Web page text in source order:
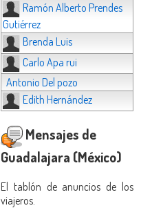
Ramón Alberto Prendes
Gutiérrez
Brenda Luis
Carlo Apa rui
Antonio Del pozo
Edith Hernández
Mensajes de
Guadalajara (México)
El tablón de anuncios de los
viajeros.